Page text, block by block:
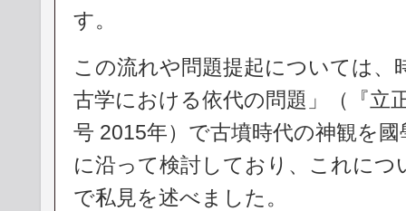
す。
この流れや問題提起については、
古学における依代の問題」（『立
号 2015年）で古墳時代の神観を
に沿って検討しており、これにつ
で私見を述べました。